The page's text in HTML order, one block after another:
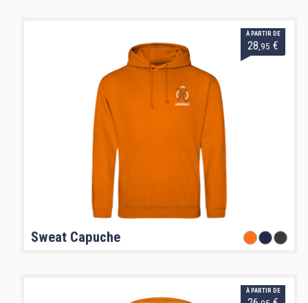
À PARTIR DE
28 ,95 €
Sweat Capuche
À PARTIR DE